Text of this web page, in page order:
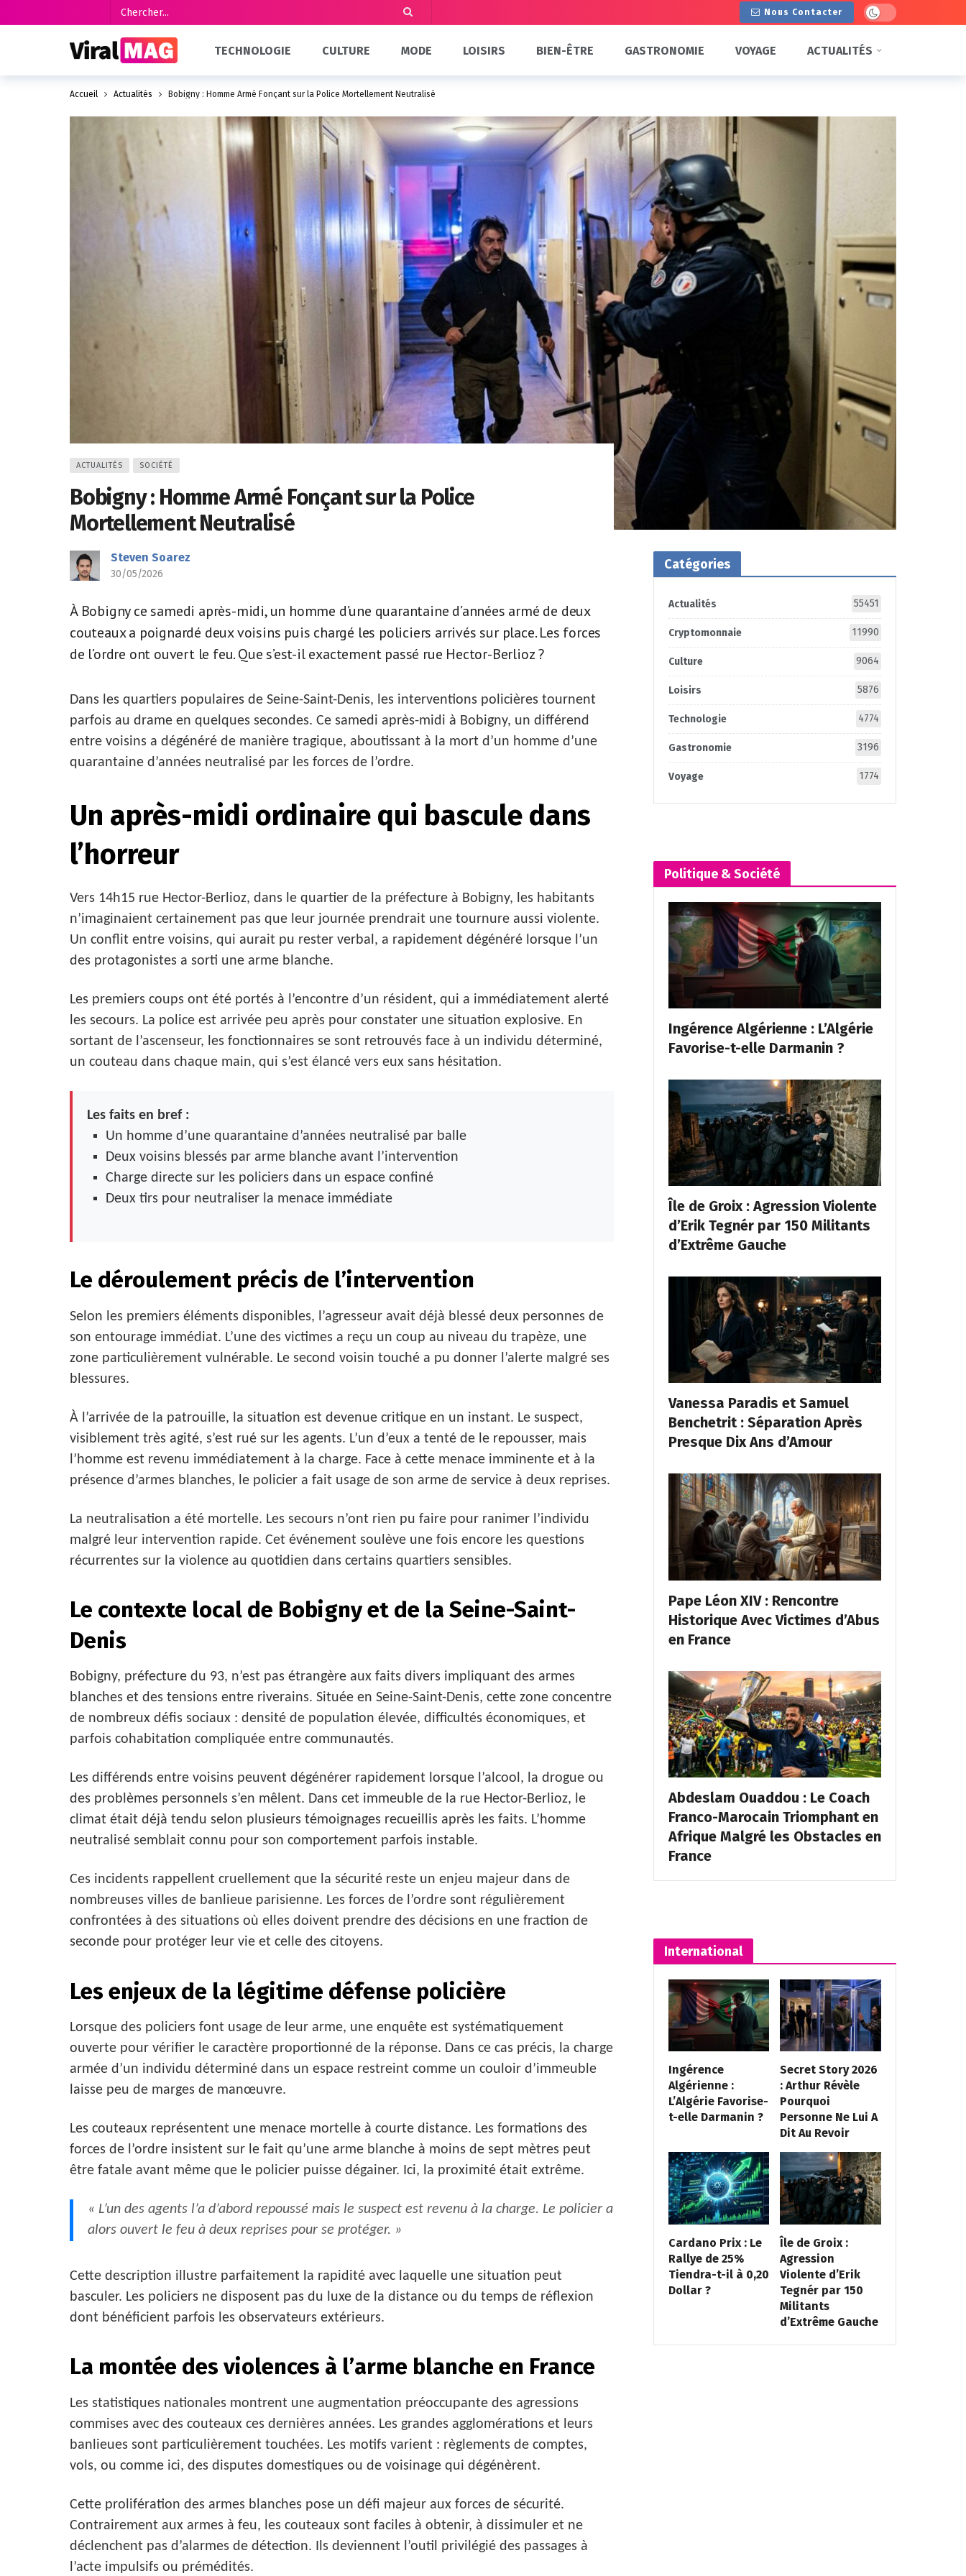
Nous Contacter Dark mode
TECHNOLOGIE CULTURE MODE LOISIRS BIEN-ÊTRE GASTRONOMIE VOYAGE ACTUALITÉS
Accueil Actualités Bobigny : Homme Armé Fonçant sur la Police Mortellement Neutralisé
ACTUALITÉS SOCIÉTÉ
Bobigny : Homme Armé Fonçant sur la Police
Mortellement Neutralisé
Steven Soarez
30/05/2026
À Bobigny ce samedi après-midi, un homme d’une quarantaine d’années armé de deux
couteaux a poignardé deux voisins puis chargé les policiers arrivés sur place. Les forces
de l’ordre ont ouvert le feu. Que s’est-il exactement passé rue Hector-Berlioz ?
Dans les quartiers populaires de Seine-Saint-Denis, les interventions policières tournent
parfois au drame en quelques secondes. Ce samedi après-midi à Bobigny, un différend
entre voisins a dégénéré de manière tragique, aboutissant à la mort d’un homme d’une
quarantaine d’années neutralisé par les forces de l’ordre.
Un après-midi ordinaire qui bascule dans
l’horreur
Vers 14h15 rue Hector-Berlioz, dans le quartier de la préfecture à Bobigny, les habitants
n’imaginaient certainement pas que leur journée prendrait une tournure aussi violente.
Un conflit entre voisins, qui aurait pu rester verbal, a rapidement dégénéré lorsque l’un
des protagonistes a sorti une arme blanche.
Les premiers coups ont été portés à l’encontre d’un résident, qui a immédiatement alerté
les secours. La police est arrivée peu après pour constater une situation explosive. En
sortant de l’ascenseur, les fonctionnaires se sont retrouvés face à un individu déterminé,
un couteau dans chaque main, qui s’est élancé vers eux sans hésitation.
Les faits en bref :
Un homme d’une quarantaine d’années neutralisé par balle
Deux voisins blessés par arme blanche avant l’intervention
Charge directe sur les policiers dans un espace confiné
Deux tirs pour neutraliser la menace immédiate
Le déroulement précis de l’intervention
Selon les premiers éléments disponibles, l’agresseur avait déjà blessé deux personnes de
son entourage immédiat. L’une des victimes a reçu un coup au niveau du trapèze, une
zone particulièrement vulnérable. Le second voisin touché a pu donner l’alerte malgré ses
blessures.
À l’arrivée de la patrouille, la situation est devenue critique en un instant. Le suspect,
visiblement très agité, s’est rué sur les agents. L’un d’eux a tenté de le repousser, mais
l’homme est revenu immédiatement à la charge. Face à cette menace imminente et à la
présence d’armes blanches, le policier a fait usage de son arme de service à deux reprises.
La neutralisation a été mortelle. Les secours n’ont rien pu faire pour ranimer l’individu
malgré leur intervention rapide. Cet événement soulève une fois encore les questions
récurrentes sur la violence au quotidien dans certains quartiers sensibles.
Le contexte local de Bobigny et de la Seine-Saint-
Denis
Bobigny, préfecture du 93, n’est pas étrangère aux faits divers impliquant des armes
blanches et des tensions entre riverains. Située en Seine-Saint-Denis, cette zone concentre
de nombreux défis sociaux : densité de population élevée, difficultés économiques, et
parfois cohabitation compliquée entre communautés.
Les différends entre voisins peuvent dégénérer rapidement lorsque l’alcool, la drogue ou
des problèmes personnels s’en mêlent. Dans cet immeuble de la rue Hector-Berlioz, le
climat était déjà tendu selon plusieurs témoignages recueillis après les faits. L’homme
neutralisé semblait connu pour son comportement parfois instable.
Ces incidents rappellent cruellement que la sécurité reste un enjeu majeur dans de
nombreuses villes de banlieue parisienne. Les forces de l’ordre sont régulièrement
confrontées à des situations où elles doivent prendre des décisions en une fraction de
seconde pour protéger leur vie et celle des citoyens.
Les enjeux de la légitime défense policière
Lorsque des policiers font usage de leur arme, une enquête est systématiquement
ouverte pour vérifier le caractère proportionné de la réponse. Dans ce cas précis, la charge
armée d’un individu déterminé dans un espace restreint comme un couloir d’immeuble
laisse peu de marges de manœuvre.
Les couteaux représentent une menace mortelle à courte distance. Les formations des
forces de l’ordre insistent sur le fait qu’une arme blanche à moins de sept mètres peut
être fatale avant même que le policier puisse dégainer. Ici, la proximité était extrême.
« L’un des agents l’a d’abord repoussé mais le suspect est revenu à la charge. Le policier a
alors ouvert le feu à deux reprises pour se protéger. »
Cette description illustre parfaitement la rapidité avec laquelle une situation peut
basculer. Les policiers ne disposent pas du luxe de la distance ou du temps de réflexion
dont bénéficient parfois les observateurs extérieurs.
La montée des violences à l’arme blanche en France
Les statistiques nationales montrent une augmentation préoccupante des agressions
commises avec des couteaux ces dernières années. Les grandes agglomérations et leurs
banlieues sont particulièrement touchées. Les motifs varient : règlements de comptes,
vols, ou comme ici, des disputes domestiques ou de voisinage qui dégénèrent.
Cette prolifération des armes blanches pose un défi majeur aux forces de sécurité.
Contrairement aux armes à feu, les couteaux sont faciles à obtenir, à dissimuler et ne
déclenchent pas d’alarmes de détection. Ils deviennent l’outil privilégié des passages à
l’acte impulsifs ou prémédités.
Catégories
Actualités 55451
Cryptomonnaie 11990
Culture 9064
Loisirs 5876
Technologie 4774
Gastronomie 3196
Voyage 1774
Politique & Société
Ingérence Algérienne : L’Algérie
Favorise-t-elle Darmanin ?
Île de Groix : Agression Violente
d’Erik Tegnér par 150 Militants
d’Extrême Gauche
Vanessa Paradis et Samuel
Benchetrit : Séparation Après
Presque Dix Ans d’Amour
Pape Léon XIV : Rencontre
Historique Avec Victimes d’Abus
en France
Abdeslam Ouaddou : Le Coach
Franco-Marocain Triomphant en
Afrique Malgré les Obstacles en
France
International
Ingérence
Algérienne :
L’Algérie Favorise-
t-elle Darmanin ?
Secret Story 2026
: Arthur Révèle
Pourquoi
Personne Ne Lui A
Dit Au Revoir
Cardano Prix : Le
Rallye de 25%
Tiendra-t-il à 0,20
Dollar ?
Île de Groix :
Agression
Violente d’Erik
Tegnér par 150
Militants
d’Extrême Gauche